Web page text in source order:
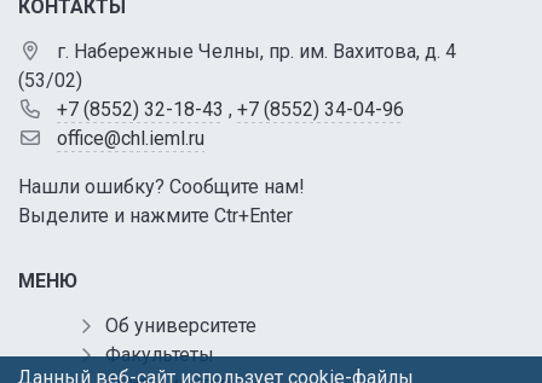
КОНТАКТЫ
г. Набережные Челны, пр. им. Вахитова, д. 4
(53/02)
+7 (8552) 32-18-43 , +7 (8552) 34-04-96
office@chl.ieml.ru
Нашли ошибку? Сообщите нам!
Выделите и нажмите Ctr+Enter
МЕНЮ
Об университете
Факультеты
Данный веб-сайт использует cookie-файлы